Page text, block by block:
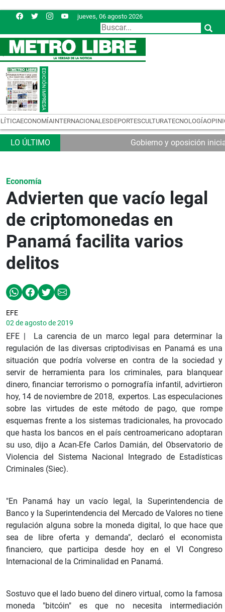
jueves, 06 agosto 2026
ECONOMÍAINTERNACIONALESDEPORTESCULTURATECNOLOGÍA
Gobierno y oposición
Economía
Advierten que vacío legal
de criptomonedas en
Panamá facilita varios
delitos
EFE
02 de agosto de 2019
EFE | La carencia de un marco legal para determinar la
regulación de las diversas criptodivisas en Panamá es una
situación que podría volverse en contra de la sociedad y
servir de herramienta para los criminales, para blanquear
dinero, financiar terrorismo o pornografía infantil, advirtieron
hoy, 14 de noviembre de 2018, expertos. Las especulaciones
sobre las virtudes de este método de pago, que rompe
esquemas frente a los sistemas tradicionales, ha provocado
que hasta los bancos en el país centroamericano adoptaran
su uso, dijo a Acan-Efe Carlos Damián, del Observatorio de
Violencia del Sistema Nacional Integrado de Estadísticas
Criminales (Siec).
"En Panamá hay un vacío legal, la Superintendencia de
Banco y la Superintendencia del Mercado de Valores no tiene
regulación alguna sobre la moneda digital, lo que hace que
sea de libre oferta y demanda", declaró el economista
financiero, que participa desde hoy en el VI Congreso
Internacional de la Criminalidad en Panamá.
Sostuvo que el lado bueno del dinero virtual, como la famosa
moneda "bitcóin" es que no necesita intermediación